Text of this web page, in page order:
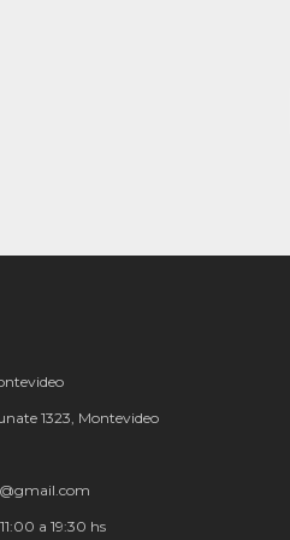
1323, Montevideo
a 19:30 hs